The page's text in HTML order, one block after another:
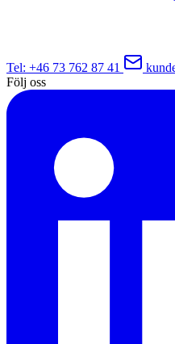
Tel: +46 73 762 87 41
Följ oss